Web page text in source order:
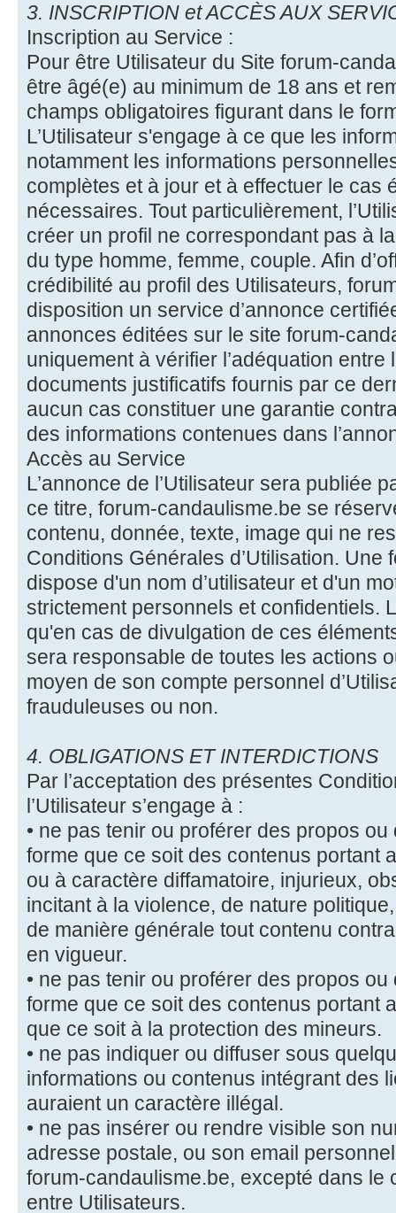
3. INSCRIPTION et ACCÈS AUX
Inscription au Service :
Pour être Utilisateur du Site forum-
être âgé(e) au minimum de 18 ans et
champs obligatoires figurant dans le
L’Utilisateur s'engage à ce que les
notamment les informations
complètes et à jour et à effectuer le cas
nécessaires. Tout particulièrement,
créer un profil ne correspondant pas à
du type homme, femme, couple. Afin
crédibilité au profil des Utilisateurs,
disposition un service d’annonce
annonces éditées sur le site forum-
uniquement à vérifier l’adéquation entre
documents justificatifs fournis par ce
aucun cas constituer une garantie
des informations contenues dans
Accès au Service
L’annonce de l’Utilisateur sera publiée
ce titre, forum-candaulisme.be se
contenu, donnée, texte, image qui ne
Conditions Générales d’Utilisation. Une
dispose d'un nom d’utilisateur et d'un
strictement personnels et confidentiels.
qu'en cas de divulgation de ces
sera responsable de toutes les actions
moyen de son compte personnel
frauduleuses ou non.
4. OBLIGATIONS ET INTERDICTIONS
Par l’acceptation des présentes
l’Utilisateur s’engage à :
• ne pas tenir ou proférer des propos
forme que ce soit des contenus portant
ou à caractère diffamatoire, injurieux,
incitant à la violence, de nature
de manière générale tout contenu
en vigueur.
• ne pas tenir ou proférer des propos
forme que ce soit des contenus portant
que ce soit à la protection des mineurs.
• ne pas indiquer ou diffuser sous
informations ou contenus intégrant des
auraient un caractère illégal.
• ne pas insérer ou rendre visible son
adresse postale, ou son email
forum-candaulisme.be, excepté dans le
entre Utilisateurs.